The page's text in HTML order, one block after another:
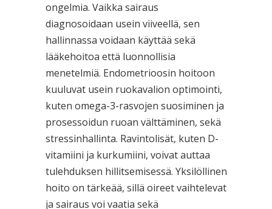
ongelmia. Vaikka sairaus
diagnosoidaan usein viiveellä, sen
hallinnassa voidaan käyttää sekä
lääkehoitoa että luonnollisia
menetelmiä. Endometrioosin hoitoon
kuuluvat usein ruokavalion optimointi,
kuten omega-3-rasvojen suosiminen ja
prosessoidun ruoan välttäminen, sekä
stressinhallinta. Ravintolisät, kuten D-
vitamiini ja kurkumiini, voivat auttaa
tulehduksen hillitsemisessä. Yksilöllinen
hoito on tärkeää, sillä oireet vaihtelevat
ja sairaus voi vaatia sekä